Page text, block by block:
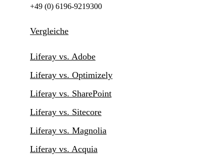
+49 (0) 6196-9219300
Vergleiche
Liferay vs. Adobe
Liferay vs. Optimizely
Liferay vs. SharePoint
Liferay vs. Sitecore
Liferay vs. Magnolia
Liferay vs. Acquia